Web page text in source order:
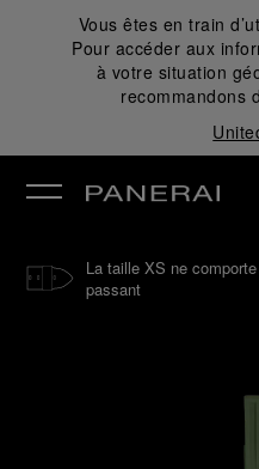
Vous êtes en train
Pour accéder aux
à votre situation
recommandons
La taille XS ne
passant